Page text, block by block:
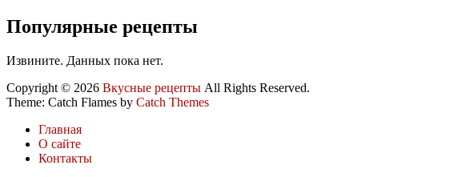
Популярные рецепты
Извините. Данных пока нет.
Copyright © 2026 Вкусные рецепты All Rights Reserved.
Theme: Catch Flames by Catch Themes
Главная
О сайте
Контакты